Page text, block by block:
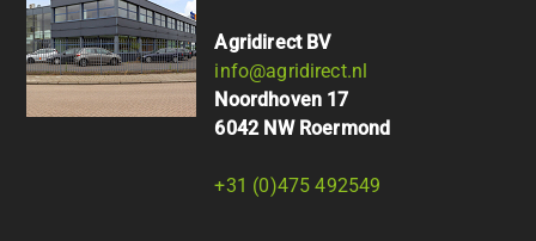
Agridirect BV
info@agridirect.nl
Noordhoven 17
6042 NW Roermond
+31 (0)475 492549